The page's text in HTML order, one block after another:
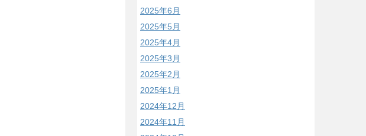
2025年6月
2025年5月
2025年4月
2025年3月
2025年2月
2025年1月
2024年12月
2024年11月